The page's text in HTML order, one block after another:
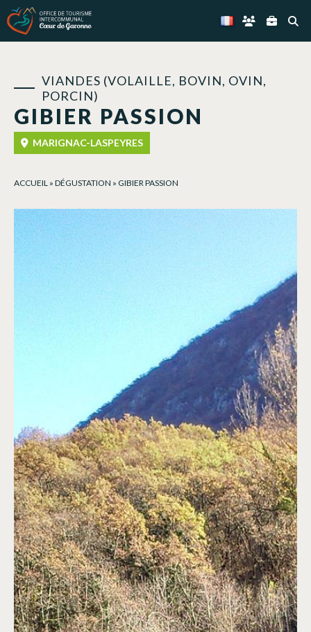
GIBIER PASSION
VIANDES (VOLAILLE, BOVIN, OVIN,
PORCIN)
MARIGNAC-LASPEYRES
ACCUEIL » DÉGUSTATION » GIBIER PASSION
Panneau de gestion des cookies